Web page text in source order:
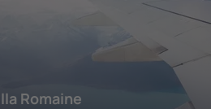
Romaine